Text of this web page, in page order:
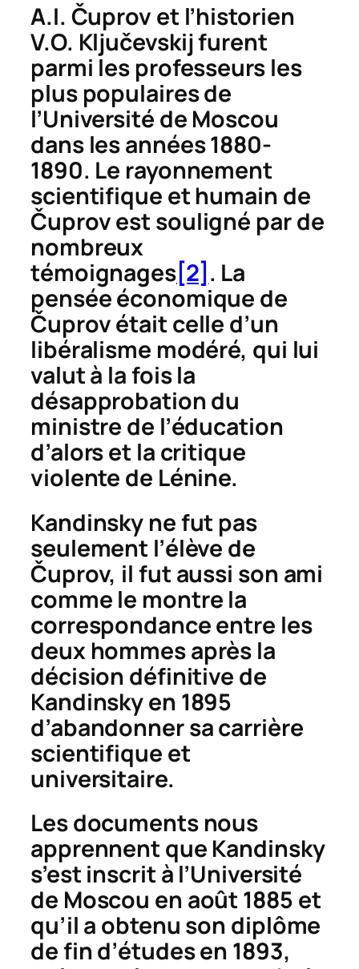
A.I. Čuprov et l’historien
V.O. Ključevskij furent
parmi les professeurs les
plus populaires de
l’Université de Moscou
dans les années 1880-
1890. Le rayonnement
scientifique et humain de
Čuprov est souligné par de
nombreux
témoignages[2] . La
pensée économique de
Čuprov était celle d’un
libéralisme modéré, qui lui
valut à la fois la
désapprobation du
ministre de l’éducation
d’alors et la critique
violente de Lénine.
Kandinsky ne fut pas
seulement l’élève de
Čuprov, il fut aussi son ami
comme le montre la
correspondance entre les
deux hommes après la
décision définitive de
Kandinsky en 1895
d’abandonner sa carrière
scientifique et
universitaire.
Les documents nous
apprennent que Kandinsky
s’est inscrit à l’Université
de Moscou en août 1885 et
qu’il a obtenu son diplôme
de fin d’études en 1893,